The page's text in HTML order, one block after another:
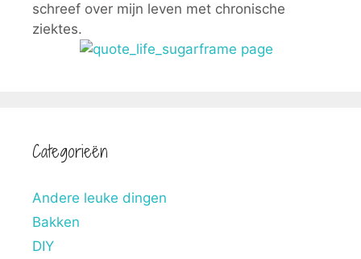
schreef over mijn leven met chronische
ziektes.
Categorieën
Andere leuke dingen
Bakken
DIY